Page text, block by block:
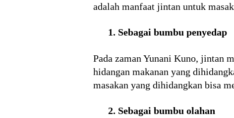
adalah manfaat jintan untuk
1. Sebagai bumbu penyedap
Pada zaman Yunani Kuno, jintan
hidangan makanan yang
masakan yang dihidangkan bisa
2. Sebagai bumbu olahan